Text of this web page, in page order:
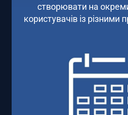
створювати на
користувачів із різними